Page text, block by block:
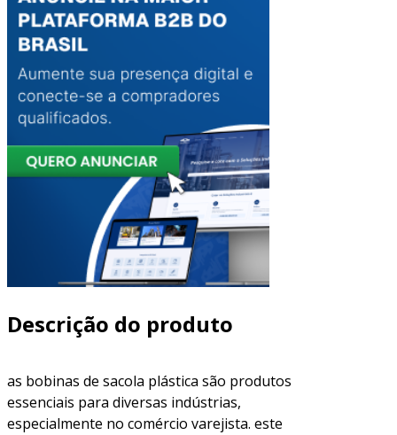
Descrição do produto
as bobinas de sacola plástica são produtos
essenciais para diversas indústrias,
especialmente no comércio varejista. este